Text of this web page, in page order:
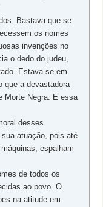
Bastava que se
os nomes
invenções no
o dedo do judeu,
Estava-se em
que a devastadora
Morte Negra. E essa
desses
atuação, pois até
espalham
de todos os
ao povo. O
na atitude em